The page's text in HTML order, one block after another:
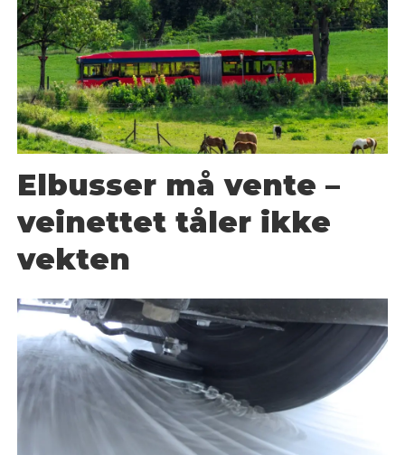
Elbusser må vente –
veinettet tåler ikke
vekten